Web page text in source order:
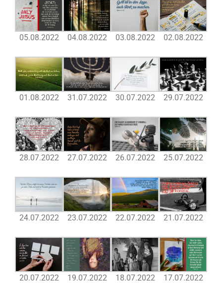
05.08.2022 04.08.2022 03.08.2022 02.08.2022
01.08.2022 31.07.2022 30.07.2022 29.07.2022
28.07.2022 27.07.2022 26.07.2022 25.07.2022
24.07.2022 23.07.2022 22.07.2022 21.07.2022
20.07.2022 19.07.2022 18.07.2022 17.07.2022